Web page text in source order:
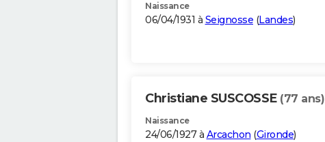
Naissance
06/04/1931 à Seignosse (Landes)
Christiane SUSCOSSE (77 ans)
Naissance
24/06/1927 à Arcachon (Gironde)